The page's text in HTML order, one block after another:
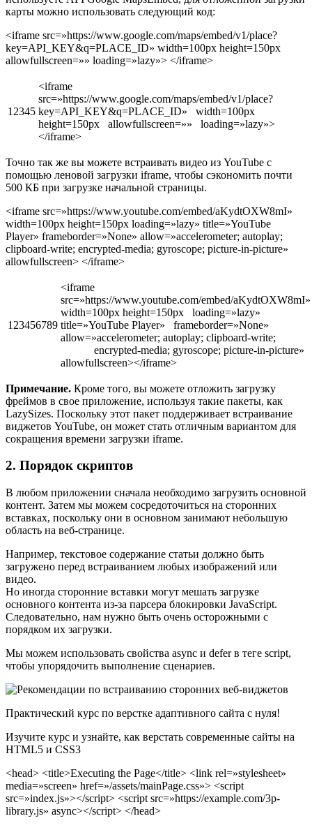
карты можно использовать следующий код:
<iframe src=»https://www.google.com/maps/embed/v1/place?
key=API_KEY&q=PLACE_ID» width=100px height=150px
allowfullscreen=»» loading=»lazy»> </iframe>
12345
<iframe
src=»https://www.google.com/maps/embed/v1/place?
key=API_KEY&q=PLACE_ID» width=100px
height=150px allowfullscreen=»» loading=»lazy»>
</iframe>
Точно так же вы можете встраивать видео из YouTube с
помощью леновой загрузки iframe, чтобы сэкономить почти
500 КБ при загрузке начальной страницы.
<iframe src=»https://www.youtube.com/embed/aKydtOXW8mI»
width=100px height=150px loading=»lazy» title=»YouTube
Player» frameborder=»None» allow=»accelerometer; autoplay;
clipboard-write; encrypted-media; gyroscope; picture-in-picture»
allowfullscreen> </iframe>
123456789
<iframe
src=»https://www.youtube.com/embed/
width=100px height=150px loading=»lazy»
title=»YouTube Player» frameborder=»None»
allow=»accelerometer; autoplay; clipboard-write;
encrypted-media; gyroscope; picture-in-picture»
allowfullscreen></iframe>
Примечание. Кроме того, вы можете отложить загрузку
фреймов в свое приложение, используя такие пакеты, как
LazySizes. Поскольку этот пакет поддерживает встраивание
виджетов YouTube, он может стать отличным вариантом для
сокращения времени загрузки iframe.
2. Порядок скриптов
В любом приложении сначала необходимо загрузить основной
контент. Затем мы можем сосредоточиться на сторонних
вставках, поскольку они в основном занимают небольшую
область на веб-странице.
Например, текстовое содержание статьи должно быть
загружено перед встраиванием любых изображений или
видео.
Но иногда сторонние вставки могут мешать загрузке
основного контента из-за парсера блокировки JavaScript.
Следовательно, нам нужно быть очень осторожными с
порядком их загрузки.
Мы можем использовать свойства async и defer в теге script,
чтобы упорядочить выполнение сценариев.
Практический курс по верстке адаптивного сайта с нуля!
Изучите курс и узнайте, как верстать современные сайты на
HTML5 и CSS3
<head> <title>Executing the Page</title> <link rel=»stylesheet»
media=»screen» href=»/assets/mainPage.css»> <script
src=»index.js»></script> <script src=»https://example.com/3p-
library.js» async></script> </head>